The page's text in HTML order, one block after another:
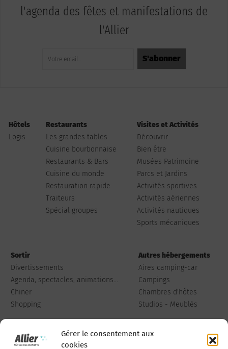
Gérer le consentement aux
cookies
l'agenda des fêtes et manifestations de
l'Allier
Hôtels
Logis
Restaurants
Les grandes tables
Cuisine bourbonnaise
Restaurants & Bars
Cuisine du monde
Restauration rapide
Traiteurs
Spécial groupes
Visites et Activités
Découvrir
Bien être
Musées Patrimoine
Parcs et Jardins
Activités sportives
Activités aériennes
Activités nautiques
Sports mécaniques
Sortir
Divertissements
Agenda, spectacles, animations...
Chiner
Shopping
Autres hébergements
Aires camping-car
Campings
Chambres d'hôtes
Studios - Meublés